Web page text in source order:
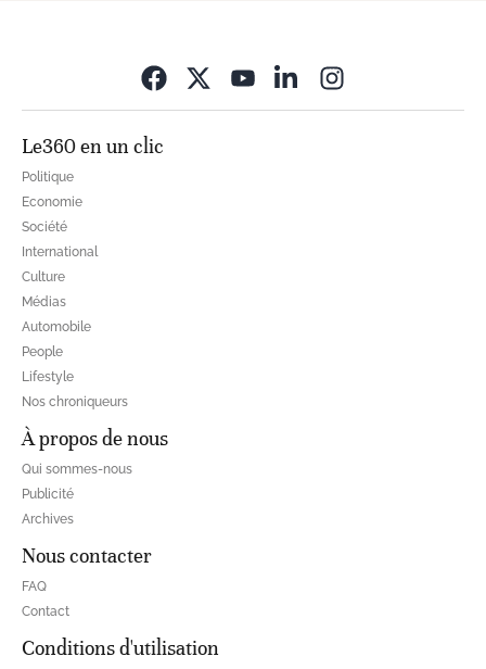
Le360 en un clic
Politique
Economie
Société
International
Culture
Médias
Automobile
People
Lifestyle
Nos chroniqueurs
À propos de nous
Qui sommes-nous
Publicité
Archives
Nous contacter
FAQ
Contact
Conditions d'utilisation